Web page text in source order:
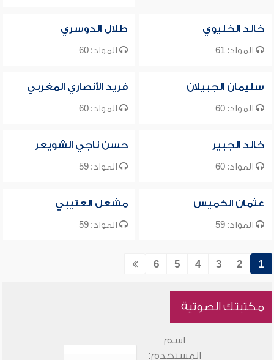
خالد الخليوي
المواد: 61
طلال الدوسري
المواد: 60
سليمان الجبيلان
المواد: 60
فريد الأنصاري المغربي
المواد: 60
خالد الجبير
المواد: 60
حسن ناجي الشويعر
المواد: 59
عثمان الخميس
المواد: 59
مشعل العتيبي
المواد: 59
1
2
3
4
5
6
مكتبتك الصوتية
اسم
المستخدم: